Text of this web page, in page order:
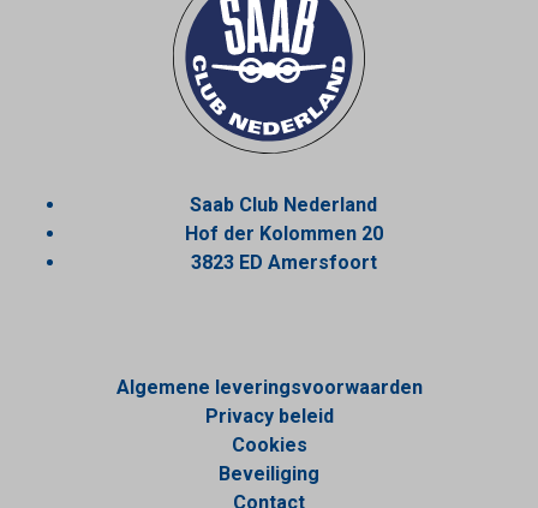
Saab Club Nederland
Hof der Kolommen 20
3823 ED Amersfoort
Algemene leveringsvoorwaarden
Privacy beleid
Cookies
Beveiliging
Contact